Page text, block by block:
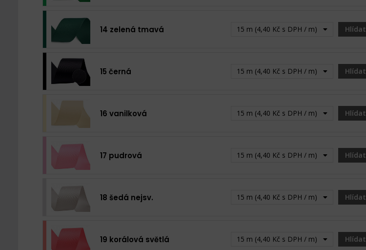
14 zelená tmavá 15 m (4,40 Kč s DPH / m) - Vyprodáno
Hlídat
15 černá 15 m (4,40 Kč s DPH / m) - Vyprodáno
Hlídat
16 vanilková 15 m (4,40 Kč s DPH / m) - Vyprodáno
Hlídat
17 pudrová 15 m (4,40 Kč s DPH / m) - Vyprodáno
Hlídat
18 šedá nejsv. 15 m (4,40 Kč s DPH / m) - Vyprodáno
Hlídat
19 korálová světlá 15 m (4,40 Kč s DPH / m) - Vyprodáno
Hlídat